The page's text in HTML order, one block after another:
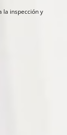
la inspección y